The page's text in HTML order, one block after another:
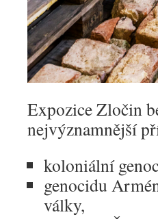
Expozice Zločin
nejvýznamnější
koloniální
genocidu
války,